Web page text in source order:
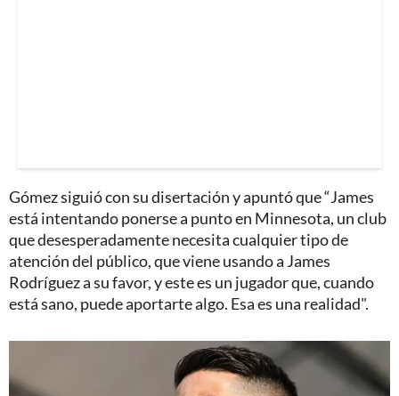
Gómez siguió con su disertación y apuntó que “James
está intentando ponerse a punto en Minnesota, un club
que desesperadamente necesita cualquier tipo de
atención del público, que viene usando a James
Rodríguez a su favor, y este es un jugador que, cuando
está sano, puede aportarte algo. Esa es una realidad".